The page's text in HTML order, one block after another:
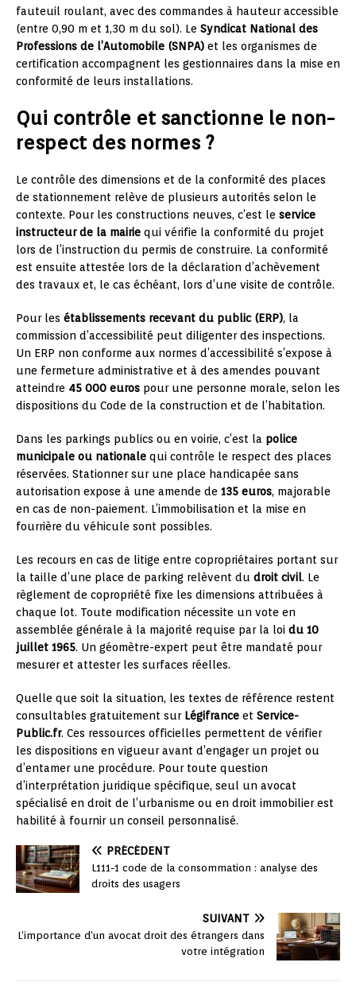
fauteuil roulant, avec des commandes à hauteur accessible
(entre 0,90 m et 1,30 m du sol). Le Syndicat National des
Professions de l’Automobile (SNPA) et les organismes de
certification accompagnent les gestionnaires dans la mise en
conformité de leurs installations.
Qui contrôle et sanctionne le non-
respect des normes ?
Le contrôle des dimensions et de la conformité des places
de stationnement relève de plusieurs autorités selon le
contexte. Pour les constructions neuves, c’est le service
instructeur de la mairie qui vérifie la conformité du projet
lors de l’instruction du permis de construire. La conformité
est ensuite attestée lors de la déclaration d’achèvement
des travaux et, le cas échéant, lors d’une visite de contrôle.
Pour les établissements recevant du public (ERP), la
commission d’accessibilité peut diligenter des inspections.
Un ERP non conforme aux normes d’accessibilité s’expose à
une fermeture administrative et à des amendes pouvant
atteindre 45 000 euros pour une personne morale, selon les
dispositions du Code de la construction et de l’habitation.
Dans les parkings publics ou en voirie, c’est la police
municipale ou nationale qui contrôle le respect des places
réservées. Stationner sur une place handicapée sans
autorisation expose à une amende de 135 euros, majorable
en cas de non-paiement. L’immobilisation et la mise en
fourrière du véhicule sont possibles.
Les recours en cas de litige entre copropriétaires portant sur
la taille d’une place de parking relèvent du droit civil. Le
règlement de copropriété fixe les dimensions attribuées à
chaque lot. Toute modification nécessite un vote en
assemblée générale à la majorité requise par la loi du 10
juillet 1965. Un géomètre-expert peut être mandaté pour
mesurer et attester les surfaces réelles.
Quelle que soit la situation, les textes de référence restent
consultables gratuitement sur Légifrance et Service-
Public.fr. Ces ressources officielles permettent de vérifier
les dispositions en vigueur avant d’engager un projet ou
d’entamer une procédure. Pour toute question
d’interprétation juridique spécifique, seul un avocat
spécialisé en droit de l’urbanisme ou en droit immobilier est
habilité à fournir un conseil personnalisé.
PRÉCÉDENT
L111-1 code de la consommation : analyse des
droits des usagers
SUIVANT
L’importance d’un avocat droit des étrangers dans
votre intégration